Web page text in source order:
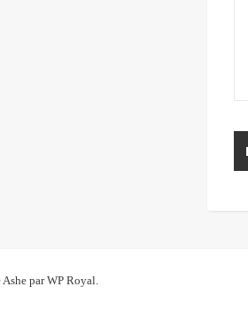
Ashe parWP Royal.